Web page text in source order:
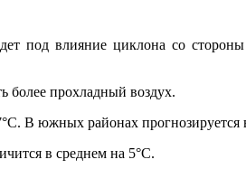
под влияние циклона со
более прохладный воздух.
В южных районах
в среднем на 5°С.